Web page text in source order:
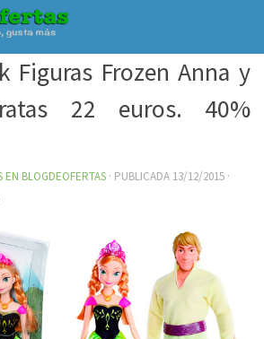
Figuras Frozen Anna y
22 euros. 40%
EN BLOGDEOFERTAS · PUBLICADA 13/12/2015 ·